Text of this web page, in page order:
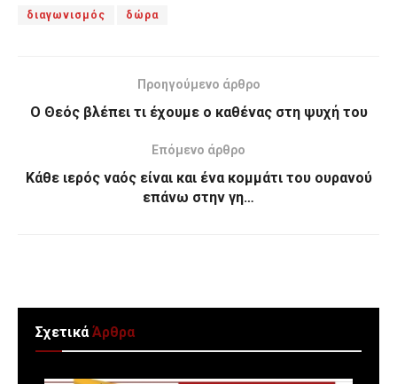
διαγωνισμός δώρα
Προηγούμενο άρθρο
Ο Θεός βλέπει τι έχουμε ο καθένας στη ψυχή του
Επόμενο άρθρο
Κάθε ιερός ναός είναι και ένα κομμάτι του ουρανού
επάνω στην γη…
ΣχετικάΆρθρα